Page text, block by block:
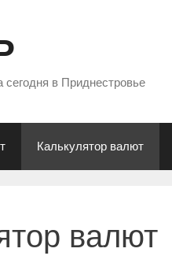
в Приднестровье
Калькулятор валют
валют